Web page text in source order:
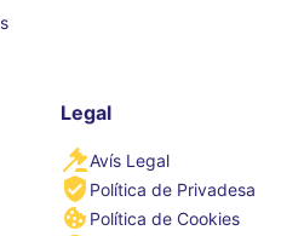
Legal
Avís Legal
Política de Privadesa
Política de Cookies